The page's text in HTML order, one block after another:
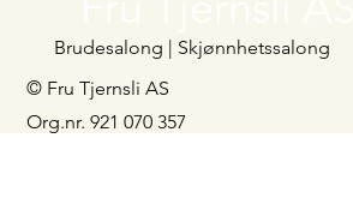
Org.nr. 921 070 357
© Fru Tjernsli AS
Brudesalong | Skjønnhetssalong